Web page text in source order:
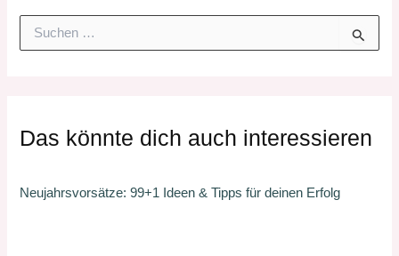
u
h
Das könnte dich auch interessieren
Neujahrsvorsätze: 99+1 Ideen & Tipps für deinen Erfolg